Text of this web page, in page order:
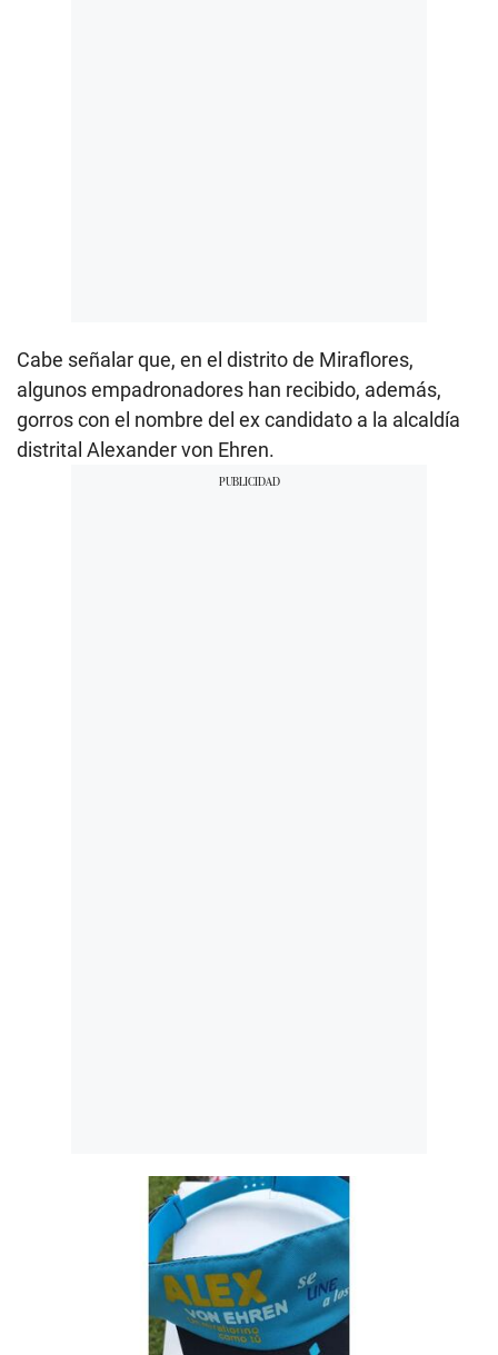
Cabe señalar que, en el distrito de Miraflores,
algunos empadronadores han recibido, además,
gorros con el nombre del ex candidato a la alcaldía
distrital Alexander von Ehren.